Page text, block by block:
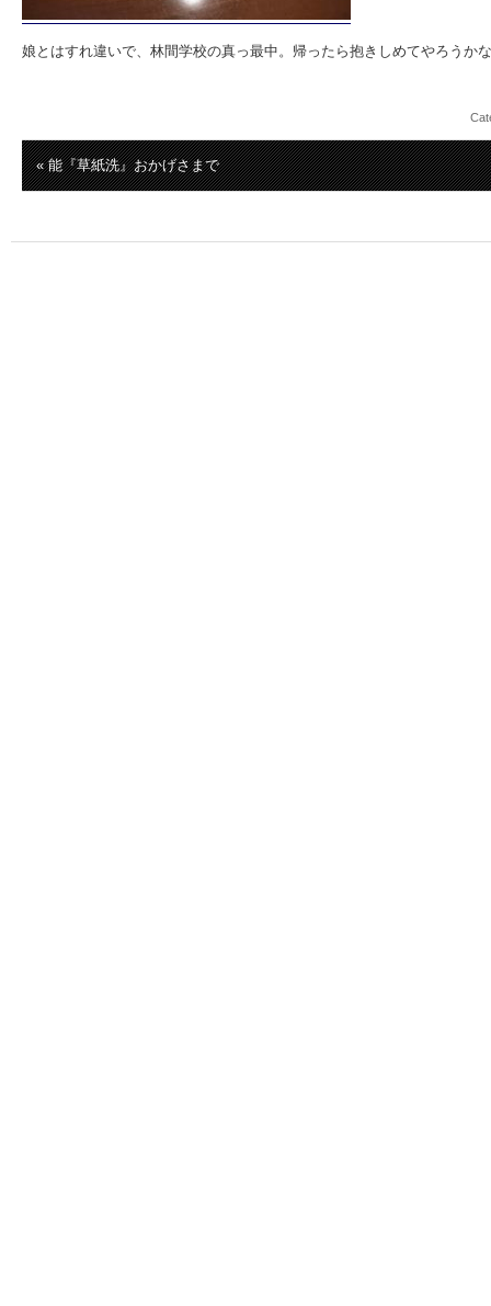
娘とはすれ違いで、林間学校の真っ最中。帰ったら抱きしめてやろうか
« 能『草紙洗』おかげさまで